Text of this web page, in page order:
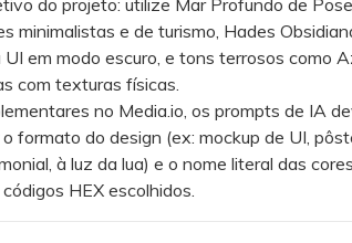
do projeto: utilize Mar Profundo de
minimalistas e de turismo, Hades
em modo escuro, e tons terrosos como
com texturas físicas.
no Media.io, os prompts de IA
formato do design (ex: mockup de UI,
à luz da lua) e o nome literal das
HEX escolhidos.